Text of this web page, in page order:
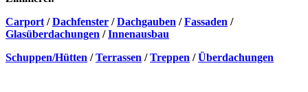
Carport/Dachfenster /Dachgauben /Fassaden /
Glasüberdachungen /Innenausbau
Schuppen/Hütten /Terrassen /Treppen /Überdachungen